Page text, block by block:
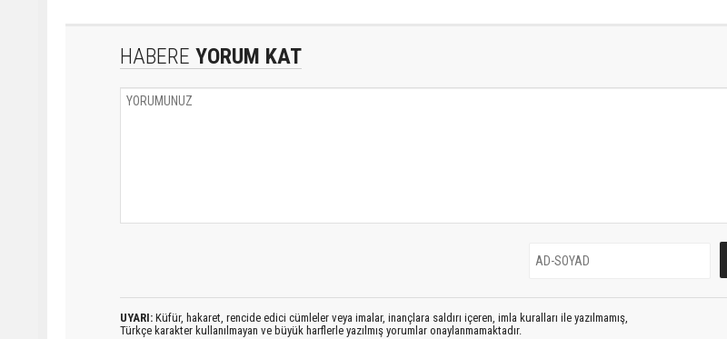
HABERE YORUM KAT
UYARI: Küfür, hakaret, rencide edici cümleler veya imalar, inançlara saldırı içeren, imla kuralları ile yazılmamış,
Türkçe karakter kullanılmayan ve büyük harflerle yazılmış yorumlar onaylanmamaktadır.